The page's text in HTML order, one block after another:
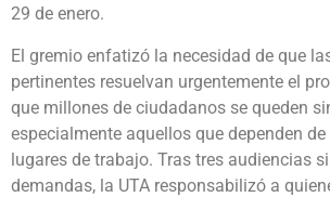
29 de enero.
El gremio enfatizó la necesidad de que
pertinentes resuelvan urgentemente el
que millones de ciudadanos se queden
especialmente aquellos que dependen
lugares de trabajo. Tras tres audiencias
demandas, la UTA responsabilizó a